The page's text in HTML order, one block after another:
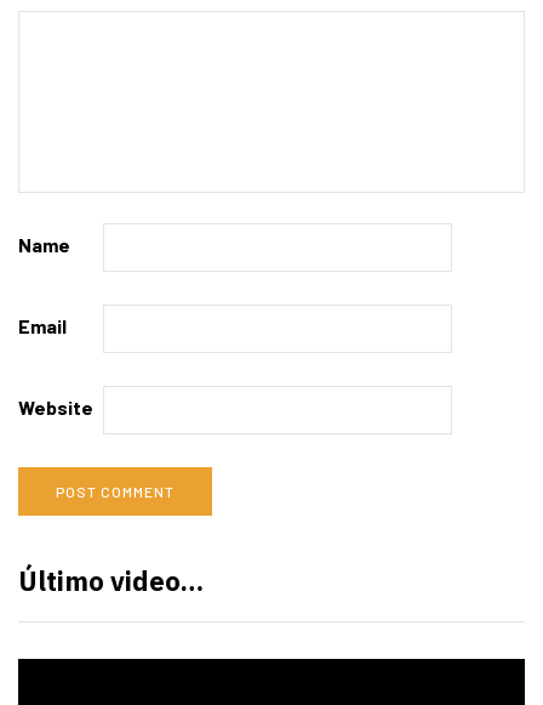
Name
Email
Website
Último video…